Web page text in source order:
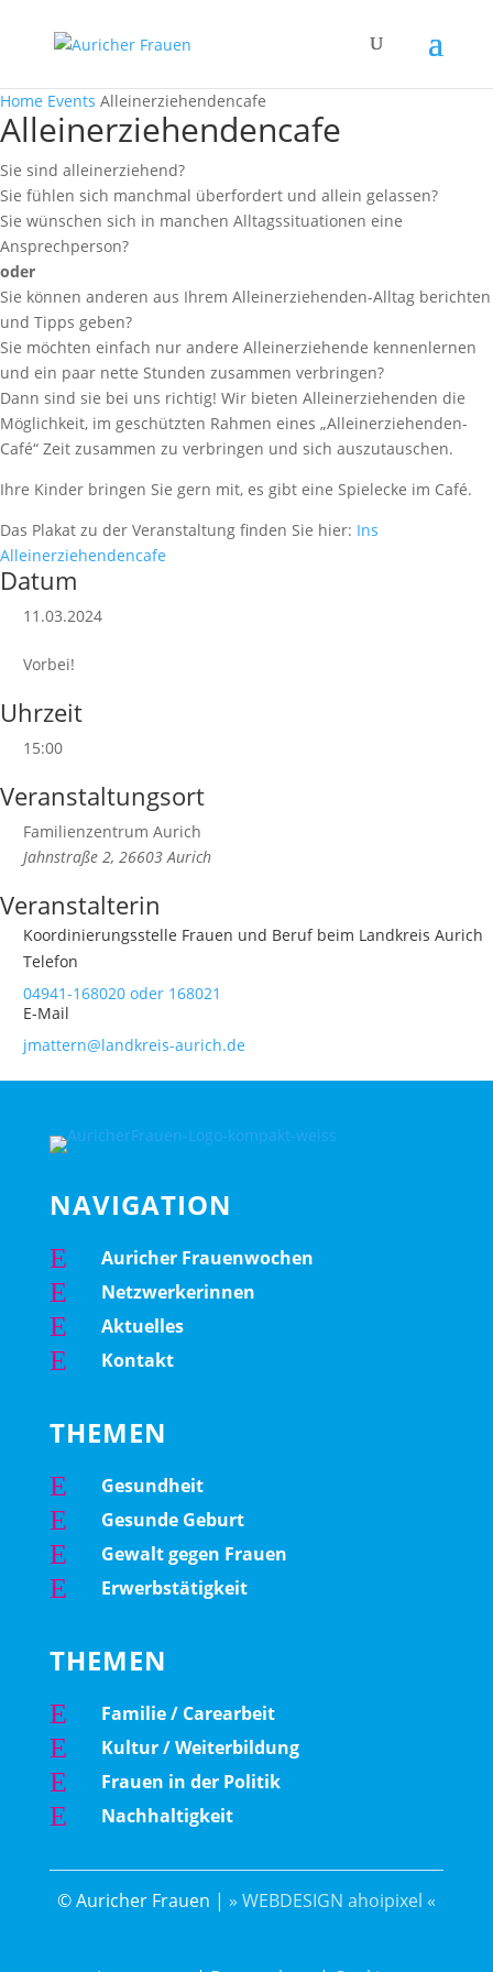
Home Events Alleinerziehendencafe
Alleinerziehendencafe
Sie sind alleinerziehend?
Sie fühlen sich manchmal überfordert und allein gelassen?
Sie wünschen sich in manchen Alltagssituationen eine
Ansprechperson?
oder
Sie können anderen aus Ihrem Alleinerziehenden-Alltag berichten
und Tipps geben?
Sie möchten einfach nur andere Alleinerziehende kennenlernen
und ein paar nette Stunden zusammen verbringen?
Dann sind sie bei uns richtig! Wir bieten Alleinerziehenden die
Möglichkeit, im geschützten Rahmen eines „Alleinerziehenden-
Café“ Zeit zusammen zu verbringen und sich auszutauschen.
Ihre Kinder bringen Sie gern mit, es gibt eine Spielecke im Café.
Das Plakat zu der Veranstaltung finden Sie hier: Ins
Alleinerziehendencafe
Datum
11.03.2024
Vorbei!
Uhrzeit
15:00
Veranstaltungsort
Familienzentrum Aurich
Jahnstraße 2, 26603 Aurich
Veranstalterin
Koordinierungsstelle Frauen und Beruf beim Landkreis Aurich
Telefon
04941-168020 oder 168021
E-Mail
jmattern@landkreis-aurich.de
NAVIGATION
E Auricher Frauenwochen
E Netzwerkerinnen
E Aktuelles
E Kontakt
THEMEN
E Gesundheit
E Gesunde Geburt
E Gewalt gegen Frauen
E Erwerbstätigkeit
THEMEN
E Familie / Carearbeit
E Kultur / Weiterbildung
E Frauen in der Politik
E Nachhaltigkeit
© Auricher Frauen | » WEBDESIGN ahoipixel «